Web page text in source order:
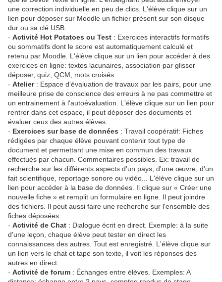
une correction individuelle en peu de clics. L'élève clique sur un
lien pour déposer sur Moodle un fichier présent sur son disque
dur ou sa clé USB.
- Activité Hot Potatoes ou Test : Exercices interactifs formatifs
ou sommatifs dont le score est automatiquement calculé et
retenu par Moodle. L'élève clique sur un lien pour accéder à des
exercices en ligne: textes lacunaires, association par glisser
déposer, quiz, QCM, mots croisés
- Atelier : Espace d'évaluation de travaux par les pairs, pour une
meilleure prise de conscience des erreurs à ne pas commettre et
un entrainement à l'autoévaluation. L'élève clique sur un lien pour
rentrer dans cet espace, il peut déposer des documents et
évaluer ceux des autres élèves.
- Exercices sur base de données : Travail coopératif: Fiches
rédigées par chaque élève pouvant contenir tout type de
document et permettant une mise en commun des travaux
effectués par chacun. Commentaires possibles. Ex: travail de
recherche sur les différents aspects d'un pays, d'une œuvre, d'un
fait scientifique, reportage sonore ou vidéo... L'élève clique sur un
lien pour accéder à la base de données. Il clique sur « Créer une
nouvelle fiche » et remplit un formulaire en ligne. Il peut joindre
des fichiers. Il peut aussi faire une recherche sur l'ensemble des
fiches déposées.
- Activité de Chat : Dialogue écrit en direct. Exemple: à la suite
d'une leçon, chaque élève peut tester en direct les
connaissances des autres. Tout est enregistré. L'élève clique sur
un lien vers le chat et tape son texte, il voit les réponses des
autres en direct.
- Activité de forum : Échanges entre élèves. Exemples: A